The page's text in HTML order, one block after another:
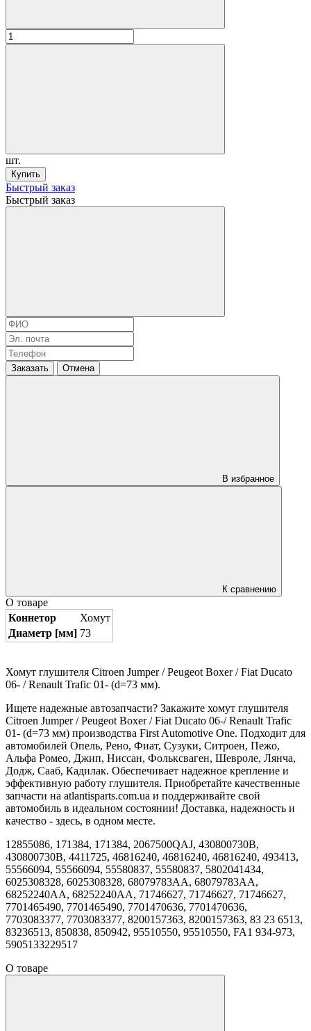
шт.
Купить
Быстрый заказ
Быстрый заказ
Заказать Отмена
В избранное
К сравнению
О товаре
Коннетор
Хомут
Диаметр [мм] 73
Хомут глушителя Citroen Jumper / Peugeot Boxer / Fiat Ducato
06- / Renault Trafic 01- (d=73 мм).
Ищете надежные автозапчасти? Закажите хомут глушителя
Citroen Jumper / Peugeot Boxer / Fiat Ducato 06-/ Renault Trafic
01- (d=73 мм) производства First Automotive One. Подходит для
автомобилей Опель, Рено, Фиат, Сузуки, Ситроен, Пежо,
Альфа Ромео, Джип, Ниссан, Фольксваген, Шевроле, Лянча,
Додж, Сааб, Кадилак. Обеспечивает надежное крепление и
эффективную работу глушителя. Приобретайте качественные
запчасти на atlantisparts.com.ua и поддерживайте свой
автомобиль в идеальном состоянии! Доставка, надежность и
качество - здесь, в одном месте.
12855086, 171384, 171384, 2067500QAJ, 430800730B,
430800730B, 4411725, 46816240, 46816240, 46816240, 493413,
55566094, 55566094, 55580837, 55580837, 5802041434,
6025308328, 6025308328, 68079783AA, 68079783AA,
68252240AA, 68252240AA, 71746627, 71746627, 71746627,
7701465490, 7701465490, 7701470636, 7701470636,
7703083377, 7703083377, 8200157363, 8200157363, 83 23 6513,
83236513, 850838, 850942, 95510550, 95510550, FA1 934-973,
5905133229517
О товаре